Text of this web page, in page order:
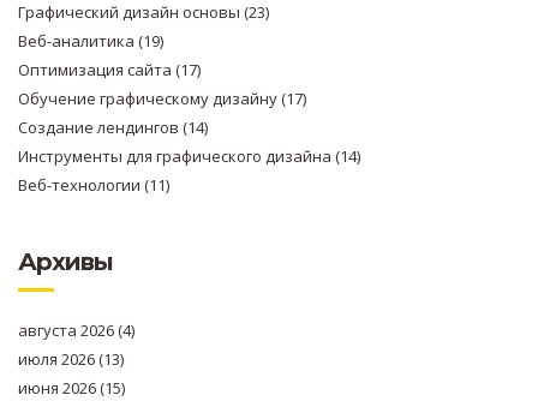
Графический дизайн основы (23)
Веб-аналитика (19)
Оптимизация сайта (17)
Обучение графическому дизайну(17)
Создание лендингов (14)
Инструменты для графического дизайна (14)
Веб-технологии (11)
Архивы
августа 2026(4)
июля 2026(13)
июня 2026(15)